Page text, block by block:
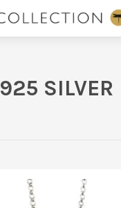
925 SILVER